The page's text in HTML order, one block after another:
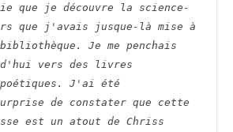
que j'avais jusque-là mise à
Je me penchais
vers des livres
J'ai été
de constater que cette
est un atout de Chriss